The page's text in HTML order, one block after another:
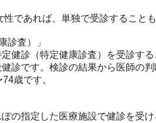
であれば、単独で受診することも
診査）」
健診（特定健康診査）を受診す
診です。検診の結果から医師の
歳です。
の指定した医療施設で健診を受